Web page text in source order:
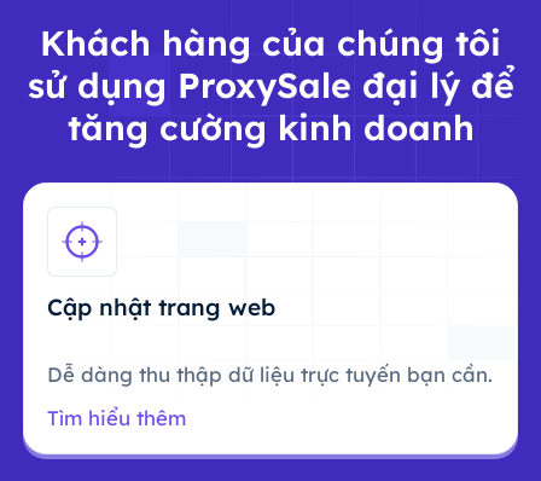
Khách hàng của chúng tôi
sử dụng ProxySale đại lý để
tăng cường kinh doanh
Cập nhật trang web
Dễ dàng thu thập dữ liệu trực tuyến bạn cần.
Tìm hiểu thêm